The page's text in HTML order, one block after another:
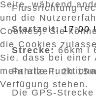
Flussrichtung
Startzeit:17:00
Strecke:66km l
Fahrtzeit: 2h
Die GPS-
Seite, während
und die
Cookies). Sie
die Cookies
Sie, dass bei einer
mehr alle
Verfügung stehen.